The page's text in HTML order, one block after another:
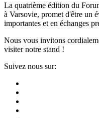
La quatrième édition du
à Varsovie, promet d'être un
importantes et en échanges
Nous vous invitons
visiter notre stand !
Suivez nous sur: